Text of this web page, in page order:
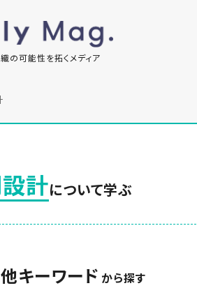
の可能性を拓くメディア
計について学ぶ
キーワード から探す